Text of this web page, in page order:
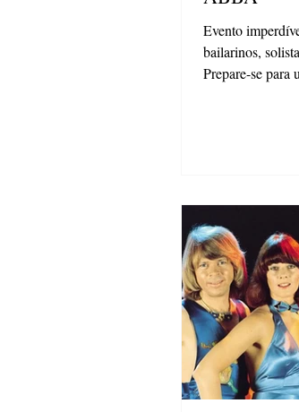
Evento
bailarinos,
Prepare-se para